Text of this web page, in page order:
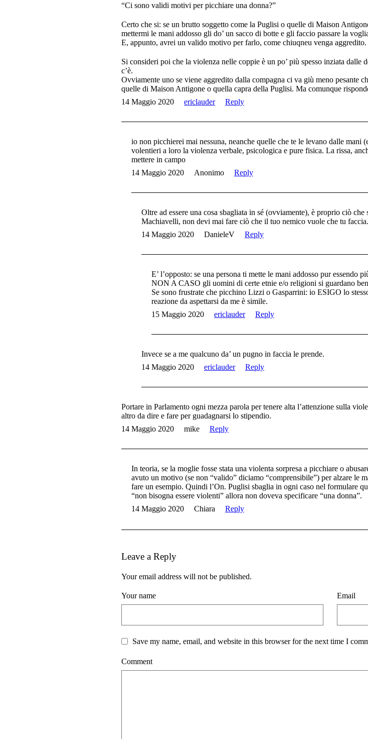
“Ci sono validi motivi per picchiare una donna?”
Certo che si: se un brutto soggetto come la Puglisi o quelle di Maison
mettermi le mani addosso gli do’ un sacco di botte e gli faccio passare la
E, appunto, avrei un valido motivo per farlo, come chiuqneu venga aggredito.
Si consideri poi che la violenza nelle coppie è un po’ più spesso inziata
c’è.
Ovviamente uno se viene aggredito dalla compagna ci va giù meno pesante
quelle di Maison Antigone o quella capra della Puglisi. Ma comunque
14 Maggio 2020
ericlauder Reply
io non picchierei mai nessuna, neanche quelle che te le levano dalle
volentieri a loro la violenza verbale, psicologica e pure fisica. La rissa,
mettere in campo
14 Maggio 2020
Anonimo Reply
Oltre ad essere una cosa sbagliata in sé (ovviamente), è proprio ciò
Machiavelli, non devi mai fare ciò che il tuo nemico vuole che tu faccia.
14 Maggio 2020
DanieleV Reply
E’ l’opposto: se una persona ti mette le mani addosso pur essendo
NON A CASO gli uomini di certe etnie e/o religioni si guardano
Se sono frustrate che picchino Lizzi o Gasparrini: io ESIGO lo
reazione da aspettarsi da me è simile.
15 Maggio 2020
ericlauder Reply
Invece se a me qualcuno da’ un pugno in faccia le prende.
14 Maggio 2020
ericlauder Reply
Portare in Parlamento ogni mezza parola per tenere alta l’attenzione sulla
altro da dire e fare per guadagnarsi lo stipendio.
14 Maggio 2020
mike Reply
In teoria, se la moglie fosse stata una violenta sorpresa a picchiare o
avuto un motivo (se non “valido” diciamo “comprensibile”) per alzare le
fare un esempio. Quindi l’On. Puglisi sbaglia in ogni caso nel formulare
“non bisogna essere violenti” allora non doveva specificare “una donna”.
14 Maggio 2020
Chiara Reply
Leave a Reply
Your email address will not be published.
Your name Email
Save my name, email, and website in this browser for the next time I
Comment